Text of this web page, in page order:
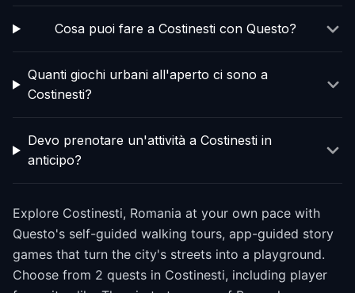
Cosa puoi fare a Costinesti con Questo?
Quanti giochi urbani all'aperto ci sono a
Costinesti?
Devo prenotare un'attività a Costinesti in
anticipo?
Explore Costinesti, Romania at your own pace with
Questo's self-guided walking tours, app-guided story
games that turn the city's streets into a playground.
Choose from 2 quests in Costinesti, including player